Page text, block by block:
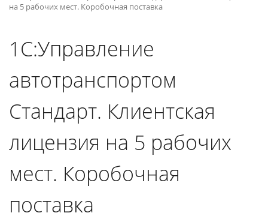
на 5 рабочих мест. Коробочная поставка
1С:Управление
автотранспортом
Стандарт. Клиентская
лицензия на 5 рабочих
мест. Коробочная
поставка